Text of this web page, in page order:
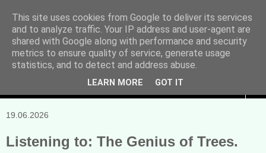
Manuela Sonntag
Bücher, Blogs & mehr
19.06.2026
Listening to: The Genius of Trees.
This site uses cookies from Google to deliver its services
and to analyze traffic. Your IP address and user-agent are
shared with Google along with performance and security
metrics to ensure quality of service, generate usage
statistics, and to detect and address abuse.
LEARN MORE GOT IT